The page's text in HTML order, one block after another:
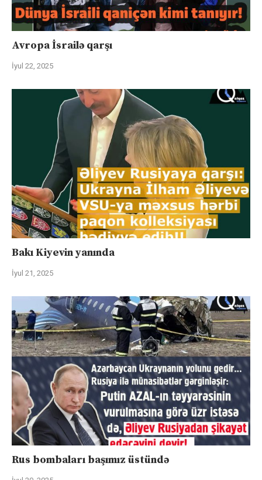
Avropa İsrailə qarşı
İyul 22, 2025
Bakı Kiyevin yanında
İyul 21, 2025
Rus bombaları başımız üstündə